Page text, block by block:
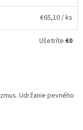
€65,10/ ks
Ušetríte €0
Udržanie pevného